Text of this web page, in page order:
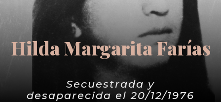
Hilda Margarita Farías
Secuestrada y
desaparecida el 20/12/1976